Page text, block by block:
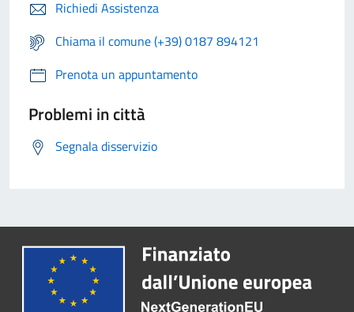
Richiedi Assistenza
Chiama il comune (+39) 0187 894121
Prenota un appuntamento
Problemi in città
Segnala disservizio